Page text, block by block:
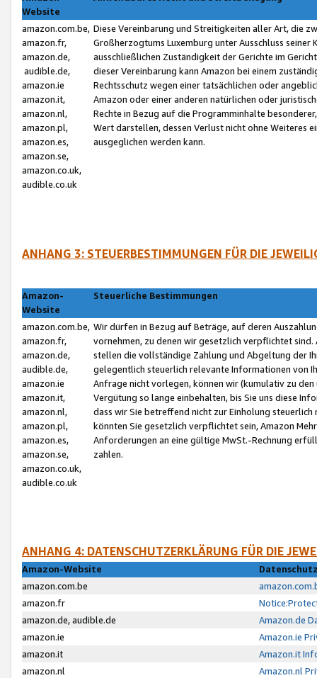
Website
amazon.com.be,
amazon.fr,
amazon.de,
audible.de,
amazon.ie
amazon.it,
amazon.nl,
amazon.pl,
amazon.es,
amazon.se,
amazon.co.uk,
audible.co.uk
Diese Vereinbarung und Streitigkeiten aller Art, die
Großherzogtums Luxemburg unter Ausschluss
ausschließlichen Zuständigkeit der Gerichte im
dieser Vereinbarung kann Amazon bei einem
Rechtsschutz wegen einer tatsächlichen oder
Amazon oder einer anderen natürlichen oder
Rechte in Bezug auf die Programminhalte
Wert darstellen, dessen Verlust nicht ohne Weiteres
ausgeglichen werden kann.
ANHANG 3: STEUERBESTIMMUNGEN FÜR DIE
Amazon-
Website
Steuerliche Bestimmungen
amazon.com.be,
amazon.fr,
amazon.de,
audible.de,
amazon.ie
amazon.it,
amazon.nl,
amazon.pl,
amazon.es,
amazon.se,
amazon.co.uk,
audible.co.uk
Wir dürfen in Bezug auf Beträge, auf deren
vornehmen, zu denen wir gesetzlich verpflichtet
stellen die vollständige Zahlung und Abgeltung der
gelegentlich steuerlich relevante Informationen von
Anfrage nicht vorlegen, können wir (kumulativ zu
Vergütung so lange einbehalten, bis Sie uns diese
dass wir Sie betreffend nicht zur Einholung
könnten Sie gesetzlich verpflichtet sein, Amazon
Anforderungen an eine gültige MwSt.-Rechnung
zahlen.
ANHANG 4: DATENSCHUTZERKLÄRUNG FÜR DIE
Amazon-Website
amazon.com.be
amazon.fr
amazon.de, audible.de
Amazon.de
amazon.ie
Amazon.ie
amazon.it
Amazon.it
amazon.nl
Amazon.nl